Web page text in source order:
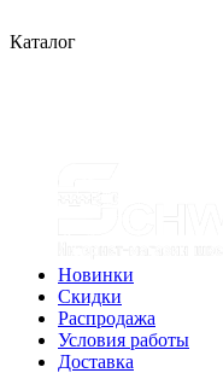
Каталог
Новинки
Скидки
Распродажа
Условия работы
Доставка